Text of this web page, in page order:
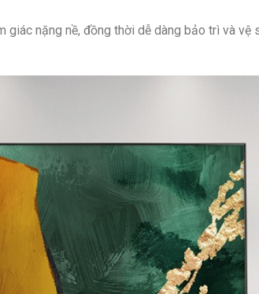
nặng nề, đồng thời dễ dàng bảo trì và vệ